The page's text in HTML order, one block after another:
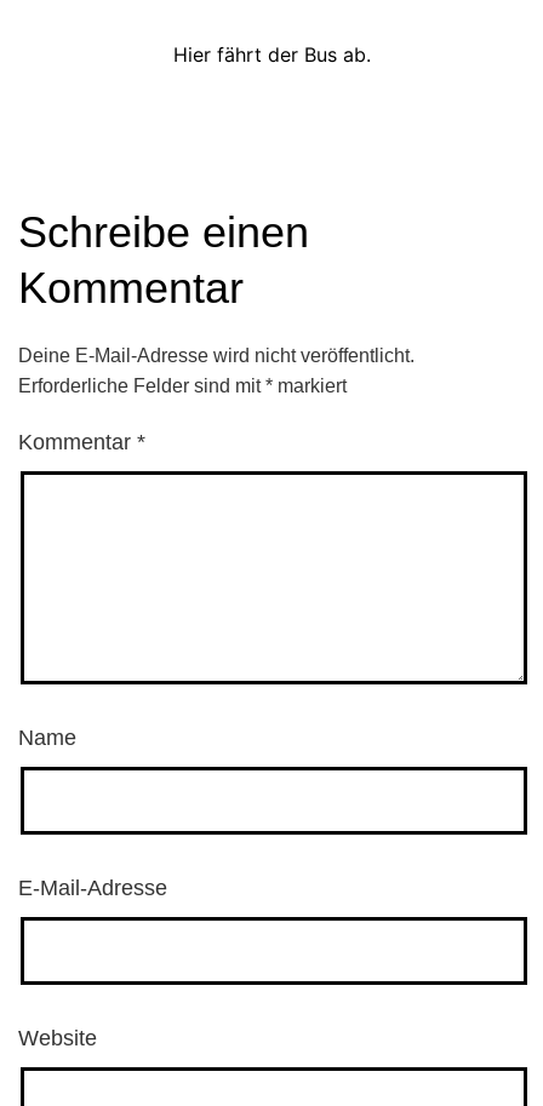
Hier fährt der Bus ab.
Schreibe einen
Kommentar
Deine E-Mail-Adresse wird nicht veröffentlicht.
Erforderliche Felder sind mit* markiert
Kommentar *
Name
E-Mail-Adresse
Website